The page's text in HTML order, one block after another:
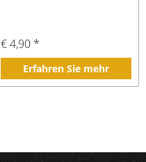
€ 4,90 *
Erfahren Sie mehr